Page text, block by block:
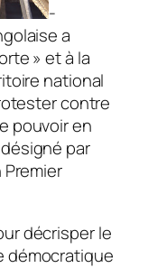
-
a
» et à la
national
contre
pouvoir en
par
Premier
décrisper le
démocratique